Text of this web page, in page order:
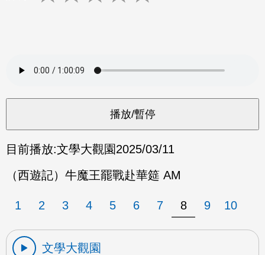
目前播放:文學大觀園2025/03/11
（西遊記）牛魔王罷戰赴華筵 AM
1 2 3 4 5 6 7 8 9 10
文學大觀園